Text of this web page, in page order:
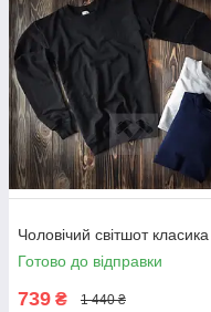
Чоловічий світшот класика
Готово до відправки
739 ₴ 1 440 ₴